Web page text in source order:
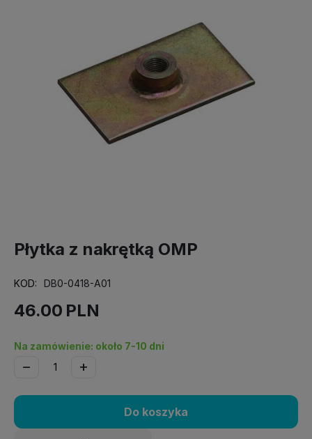
Płytka z nakrętką OMP
KOD: DB0-0418-A01
46.00 PLN
Na zamówienie: około 7-10 dni
+
−
Do koszyka